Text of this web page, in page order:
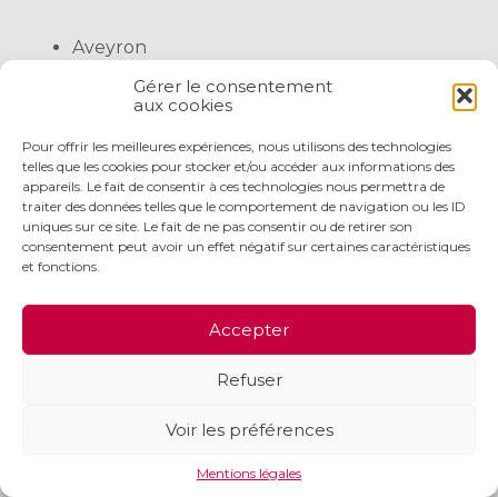
Gérer le consentement
aux cookies
Pour offrir les meilleures expériences, nous utilisons des technologies
telles que les cookies pour stocker et/ou accéder aux informations des
appareils. Le fait de consentir à ces technologies nous permettra de
traiter des données telles que le comportement de navigation ou les ID
uniques sur ce site. Le fait de ne pas consentir ou de retirer son
consentement peut avoir un effet négatif sur certaines caractéristiques
et fonctions.
Accepter
Refuser
Voir les préférences
Mentions légales
Aveyron
21
Haute-
Garonne
Fronton 9 6 12
Vins IGP 5 4 8
14